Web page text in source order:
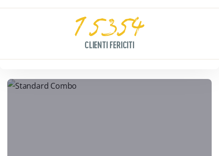
15354
CLIENTI FERICITI